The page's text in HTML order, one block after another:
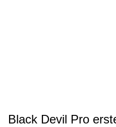
Black Devil Pro